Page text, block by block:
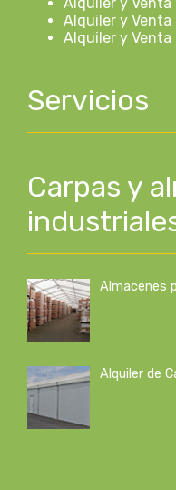
Alquiler y Venta
Alquiler y Venta
Servicios
Carpas y
Almacenes
Alquiler de